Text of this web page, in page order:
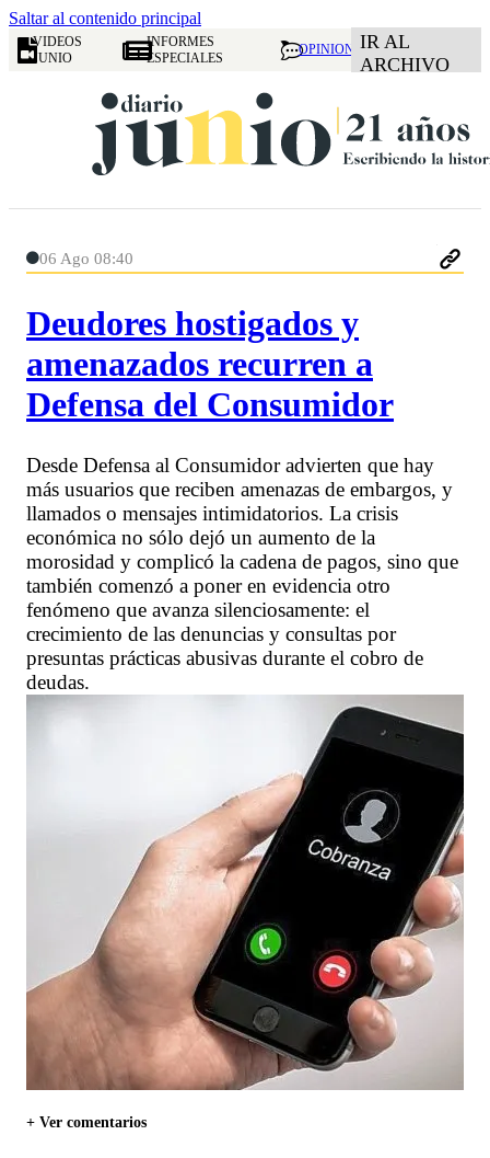
Saltar al contenido principal
VIDEOS
JUNIO
INFORMES
ESPECIALES
OPINION IR AL
ARCHIVO
06 Ago 08:40
Deudores hostigados y
amenazados recurren a
Defensa del Consumidor
Desde Defensa al Consumidor advierten que hay
más usuarios que reciben amenazas de embargos, y
llamados o mensajes intimidatorios. La crisis
económica no sólo dejó un aumento de la
morosidad y complicó la cadena de pagos, sino que
también comenzó a poner en evidencia otro
fenómeno que avanza silenciosamente: el
crecimiento de las denuncias y consultas por
presuntas prácticas abusivas durante el cobro de
deudas.
+ Ver comentarios